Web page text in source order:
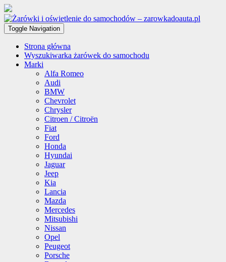
Toggle Navigation
Strona główna
Wyszukiwarka żarówek do samochodu
Marki
Alfa Romeo
Audi
BMW
Chevrolet
Chrysler
Citroen / Citroën
Fiat
Ford
Honda
Hyundai
Jaguar
Jeep
Kia
Lancia
Mazda
Mercedes
Mitsubishi
Nissan
Opel
Peugeot
Porsche